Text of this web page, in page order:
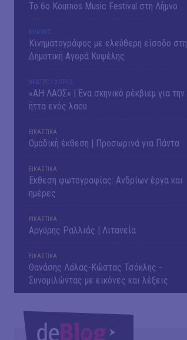
Το 6ο Kournos Music Festival στη Λήμνο
ΚΙΝ/ΦΟΣ
Κινηματογράφος με ελεύθερη είσοδο στη
Δημοτική Αγορά Κυψέλης
ΘΕΑΤΡΟ / ΧΟΡΟΣ
«ΑΗ ΛΑΟΣ» | Ένα σκηνικό ρέκβιεμ για την
ήττα ενός λαού
ΕΙΚΑΣΤΙΚΑ
Ομαδική έκθεση | Προσωρινά για Πάντα
ΕΙΚΑΣΤΙΚΑ
Έκθεση φωτογραφίας: Ανδρίων έργα και
ημέρες
ΕΙΚΑΣΤΙΚΑ
Αργύρης Ραλλιάς | Λιτανεία
ΕΙΚΑΣΤΙΚΑ
Θανάσης Λάλας-Κώστας Τσόκλης -
Συνομιλώντας με εικόνες και λέξεις